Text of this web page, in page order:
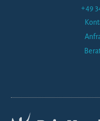
+49